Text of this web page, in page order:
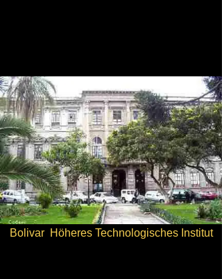
Bolivar Höheres Technologisches Institut